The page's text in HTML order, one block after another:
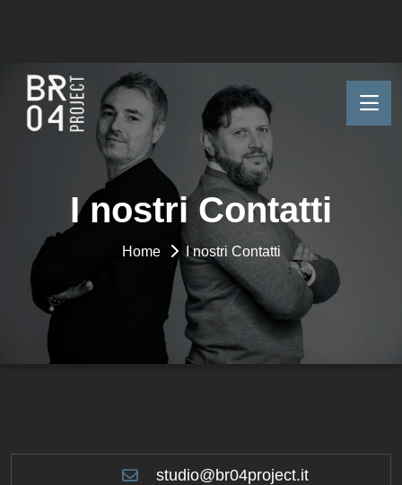
I nostri Contatti
Home I nostri Contatti
studio@br04project.it